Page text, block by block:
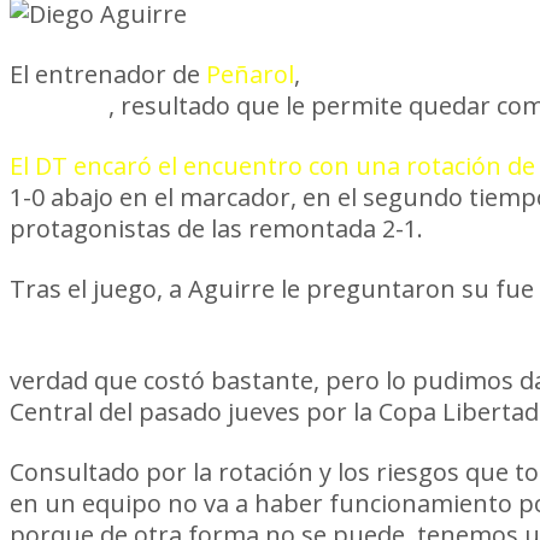
El entrenador de Peñarol,
, resultado que le permite quedar
El DT encaró el encuentro con una rotación
1-0 abajo en el marcador, en el segundo
protagonistas de las remontada 2-1.
Tras el juego, a Aguirre le preguntaron su fue
verdad que costó bastante, pero lo pudimos
Central del pasado jueves por la Copa
Consultado por la rotación y los riesgos que
en un equipo no va a haber funcionamiento